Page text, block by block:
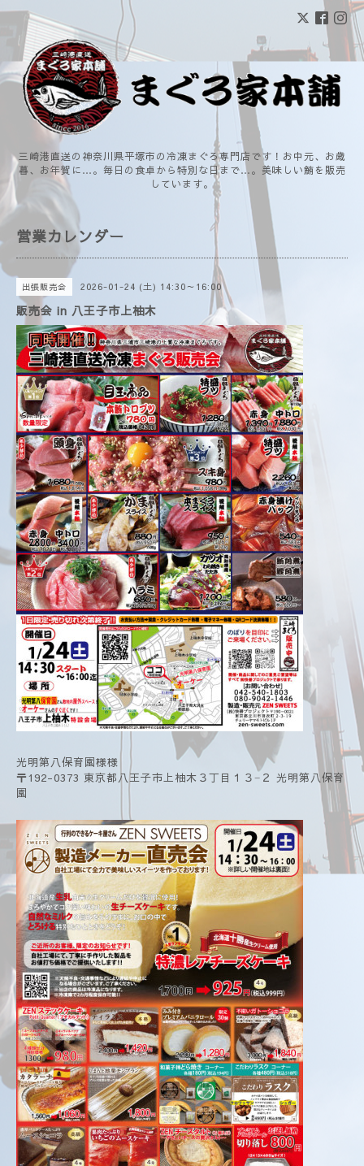
三崎港直送の神奈川県平塚市の冷凍まぐろ専門店です！お中元、お歳
暮、お年賀に…。毎日の食卓から特別な日まで…。美味しい鮪を販売
しています。
営業カレンダー
出張販売会 2026-01-24 (土) 14:30～16:00
販売会 in 八王子市上柚木
光明第八保育園様様
〒192-0373 東京都八王子市上柚木３丁目１３−２ 光明第八保育
園